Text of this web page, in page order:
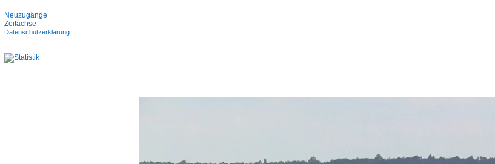
Neuzugänge
Zeitachse
Datenschutzerklärung